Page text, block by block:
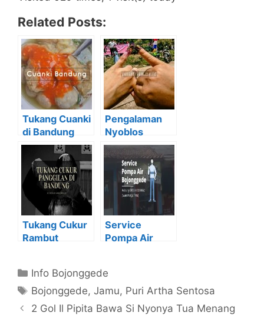
Related Posts:
Tukang Cuanki
di Bandung
Yang Keliling
Aja Sudah
ENAK!!
Pengalaman
Nyoblos
Pilpres Pakai
e-KTP di
Bojonggede
Tukang Cukur
Rambut
Service
Pompa Air
08528632866
2
Kategori
Info Bojonggede
Tag
Bojonggede,Jamu, Puri Artha Sentosa
2 Gol Il Pipita Bawa Si Nyonya Tua Menang